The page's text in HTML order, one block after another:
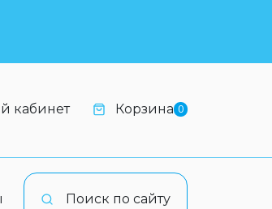
кабинет Корзина 0
Поиск по сайту